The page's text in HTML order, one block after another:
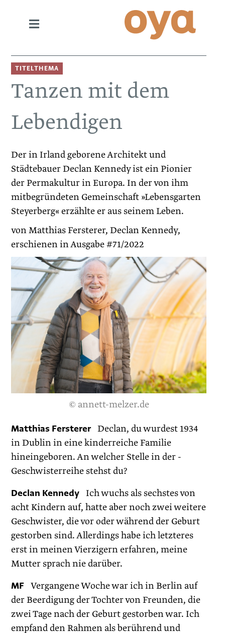
TITELTHEMA
Tanzen mit dem
Lebendigen
Der in Irland geborene Architekt und
Städtebauer Declan Kennedy ist ein Pionier
der Permakultur in Europa. In der von ihm
mitbegründeten Gemeinschaft »Lebensgarten
Steyerberg« erzählte er aus seinem Leben.
von Matthias Fersterer, Declan Kennedy,
erschienen in Ausgabe #71/2022
© annett-melzer.de
Matthias FerstererDeclan, du wurdest 1934
in Dublin in eine kinderreiche Familie
hineingeboren. An welcher Stelle in der -
Geschwisterreihe stehst du?
Declan Kennedy Ich wuchs als sechstes von
acht Kindern auf, hatte aber noch zwei weitere
Geschwister, die vor oder während der Geburt
gestorben sind. Allerdings habe ich letzteres
erst in meinen Vierzigern erfahren, meine
Mutter sprach nie darüber.
MF Vergangene Woche war ich in Berlin auf
der Beerdigung der Tochter von Freunden, die
zwei Tage nach der Geburt gestorben war. Ich
empfand den Rahmen als berührend und